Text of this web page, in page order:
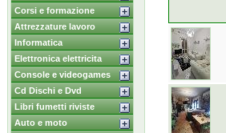
Corsi e formazione
Attrezzature lavoro
Informatica
Elettronica elettricita
Console e videogames
Cd Dischi e Dvd
Libri fumetti riviste
Auto e moto